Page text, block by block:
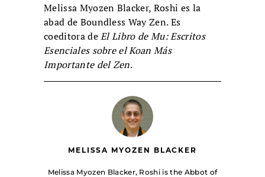
Melissa Myozen Blacker, Roshi es la
abad de Boundless Way Zen. Es
coeditora deEl Libro de Mu: Escritos
Esenciales sobre el Koan Más
Importante del Zen.
MELISSA MYOZEN BLACKER
Melissa Myozen Blacker, Roshi is the Abbot of